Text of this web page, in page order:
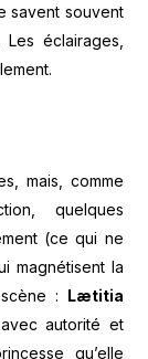
savent souvent
éclairages,
mais, comme
quelques
(ce qui ne
magnétisent la
: Lætitia
autorité et
qu’elle